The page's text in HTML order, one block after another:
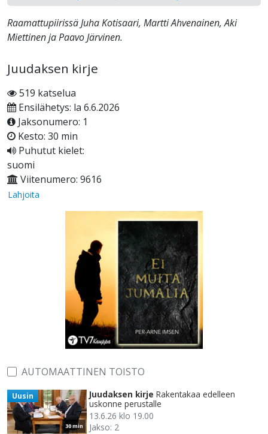
Raamattupiirissä Juha Kotisaari, Martti Ahvenainen, Aki
Miettinen ja Paavo Järvinen.
Juudaksen kirje
519 katselua
Ensilähetys: la 6.6.2026
Jaksonumero: 1
Kesto: 30 min
Puhutut kielet:
suomi
Viitenumero: 9616
Lahjoita
AUTOMAATTINEN TOISTO
30 min
Uusin Juudaksen kirje Rakentakaa edelleen
uskonne perustalle
13.6.26 klo 19.00
Jakso: 2